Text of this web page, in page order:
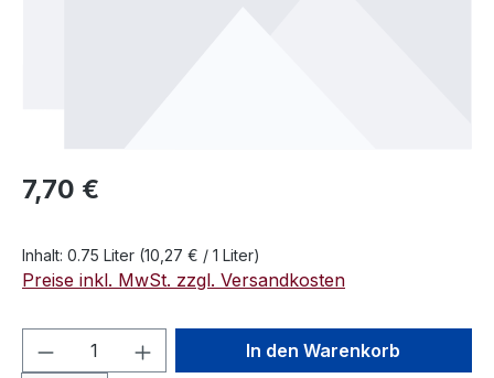
Regulärer Preis:
7,70 €
Inhalt: 0.75 Liter (10,27 € / 1 Liter)
Preise inkl. MwSt. zzgl. Versandkosten
Produkt Anzahl: Gib denIn den Warenkorb